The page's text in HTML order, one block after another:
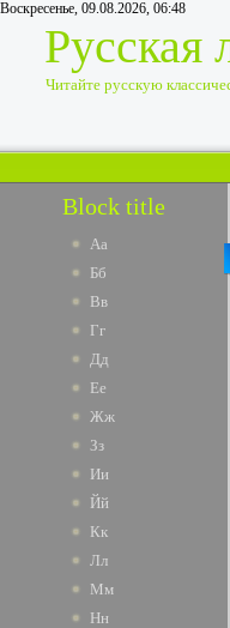
Воскресенье, 09.08.2026, 06:48
Русская
Читайте русскую
Block title
Аа
Бб
Вв
Гг
Дд
Ее
Жж
Зз
Ии
Йй
Кк
Лл
Мм
Нн